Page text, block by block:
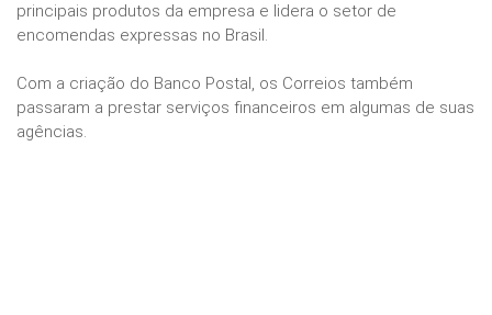
principais produtos da empresa e lidera o setor de
encomendas expressas no Brasil.
Com a criação do Banco Postal, os Correios também
passaram a prestar serviços financeiros em algumas de suas
agências.